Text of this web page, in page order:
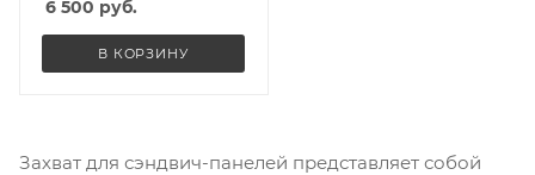
6 500 руб.
В КОРЗИНУ
Захват для сэндвич-панелей представляет собой